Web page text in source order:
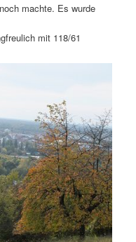
machte. Es wurde
mit 118/61